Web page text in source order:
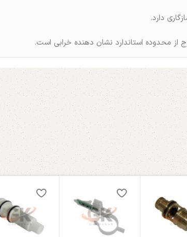
دارد.
از محدوده استاندارد نشان‌ دهنده خرابی است.